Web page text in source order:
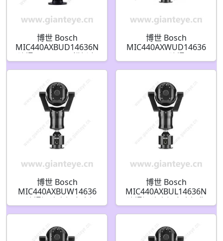
博世 Bosch
MIC440AXBUD14636N
防爆 PTZ CCTV 模拟安
博世 Bosch
MIC440AXWUD14636
N 470TVL 防爆 PTZ
博世 Bosch
MIC440AXBUW14636
N 防爆闭路电视安全摄
博世 Bosch
MIC440AXBUL14636N
防爆闭路电视安全摄像